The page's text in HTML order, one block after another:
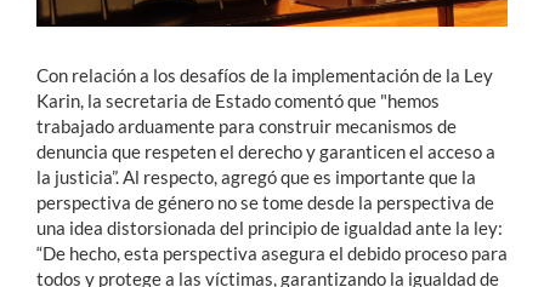
Con relación a los desafíos de la implementación de la Ley
Karin, la secretaria de Estado comentó que "hemos
trabajado arduamente para construir mecanismos de
denuncia que respeten el derecho y garanticen el acceso a
la justicia”. Al respecto, agregó que es importante que la
perspectiva de género no se tome desde la perspectiva de
una idea distorsionada del principio de igualdad ante la ley:
“De hecho, esta perspectiva asegura el debido proceso para
todos y protege a las víctimas, garantizando la igualdad de